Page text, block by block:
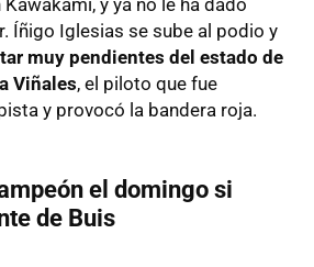
Íñigo Iglesias se sube al podio y
muy pendientes del estado de
Viñales, el piloto que fue
y provocó la bandera roja.
el domingo si
de Buis